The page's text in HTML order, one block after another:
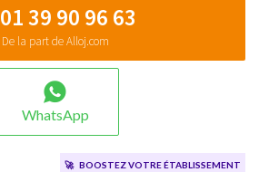
01 39 90 96 63
De la part de Alloj.com
WhatsApp
🚀 Boostez votre établissement